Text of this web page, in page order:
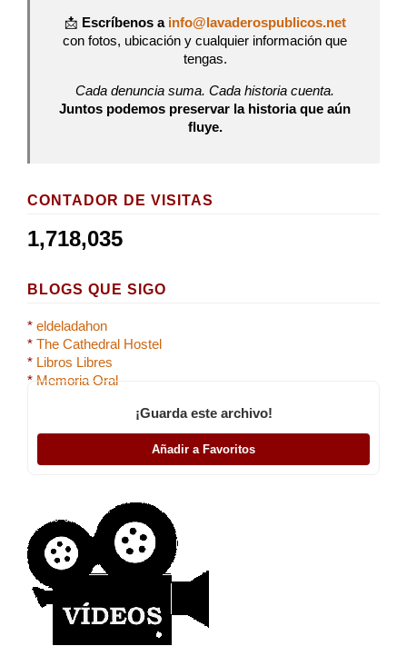
📩 Escríbenos a info@lavaderospublicos.net
con fotos, ubicación y cualquier información que
tengas.
Cada denuncia suma. Cada historia cuenta.
Juntos podemos preservar la historia que aún
fluye.
CONTADOR DE VISITAS
1,718,035
BLOGS QUE SIGO
* eldeladahon
* The Cathedral Hostel
* Libros Libres
* Memoria Oral
¡Guarda este archivo!
Añadir a Favoritos